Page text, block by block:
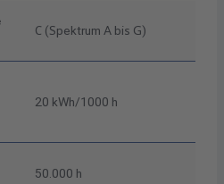
C (Spektrum A bis G)
20 kWh/1000 h
50.000 h